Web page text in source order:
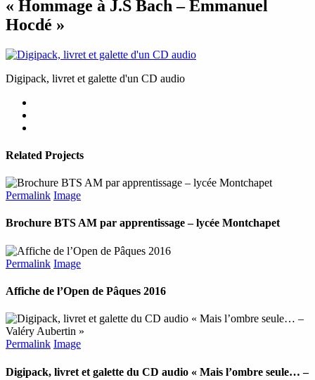
« Hommage à J.S Bach – Emmanuel
Hocdé »
Digipack, livret et galette d'un CD audio
Related Projects
Permalink Image
Brochure BTS AM par apprentissage – lycée Montchapet
Permalink Image
Affiche de l’Open de Pâques 2016
Permalink Image
Digipack, livret et galette du CD audio « Mais l’ombre seule… –